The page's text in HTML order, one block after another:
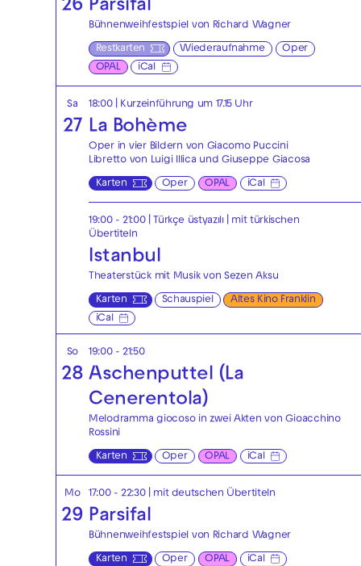
26 Parsifal
Bühnenweihfestspiel von Richard Wagner
Restkarten Wiederaufnahme
Oper
OPAL
iCal
Sa
27
18:00 | Kurzeinführung um 17.15 Uhr
La Bohème
Oper in vier Bildern von Giacomo Puccini
Libretto von Luigi Illica und Giuseppe Giacosa
Karten Oper OPAL iCal
19:00 - 21:00|
Türkçe üstyazılı | mit türkischen
Übertiteln
Istanbul
Theaterstück mit Musik von Sezen Aksu
Karten Schauspiel
Altes Kino Franklin
iCal
So
28
19:00 - 21:50
Aschenputtel (La
Cenerentola)
Melodramma giocoso in zwei Akten von Gioacchino
Rossini
Karten Oper OPAL iCal
Mo
29
17:00 - 22:30| mit deutschen Übertiteln
Parsifal
Bühnenweihfestspiel von Richard Wagner
Karten Oper OPAL iCal